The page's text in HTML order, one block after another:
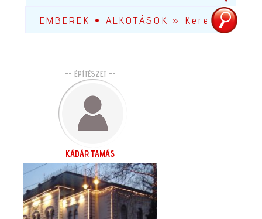
-- ÉPÍTÉSZET --
KÁDÁR TAMÁS